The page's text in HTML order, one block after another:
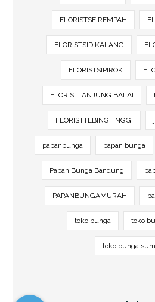
FLORISTSEIREMPAH
FLORISTSIDIKALANG
FLORISTSIPIROK
FLORISTTANJUNG BALAI
FLORISTTEBINGTINGGI
papanbunga papan bunga
Papan Bunga Bandung
PAPANBUNGAMURAH
toko bunga toko
toko bunga